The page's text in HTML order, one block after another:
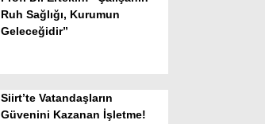
Instagram
Ruh Sağlığı, Kurumun
Geleceğidir”
Siirt’te Vatandaşların
Güvenini Kazanan İşletme!